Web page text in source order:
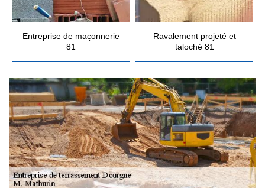
Entreprise de maçonnerie
81
Ravalement projeté et
taloché 81